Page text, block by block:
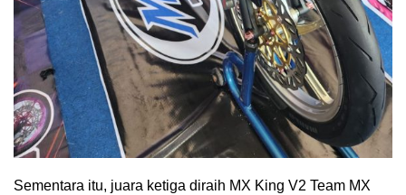
Sementara itu, juara ketiga diraih MX King V2 Team MX